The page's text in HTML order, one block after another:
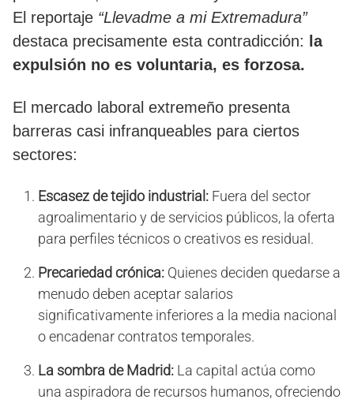
El reportaje “Llevadme a mi Extremadura”
destaca precisamente esta contradicción:
la
expulsión no es voluntaria, es forzosa.
​El mercado laboral extremeño presenta
barreras casi infranqueables para ciertos
sectores:
Escasez de tejido industrial: Fuera del sector
agroalimentario y de servicios públicos, la oferta
para perfiles técnicos o creativos es residual.
Precariedad crónica: Quienes deciden quedarse a
menudo deben aceptar salarios
significativamente inferiores a la media nacional
o encadenar contratos temporales.
La sombra de Madrid: La capital actúa como
una aspiradora de recursos humanos, ofreciendo